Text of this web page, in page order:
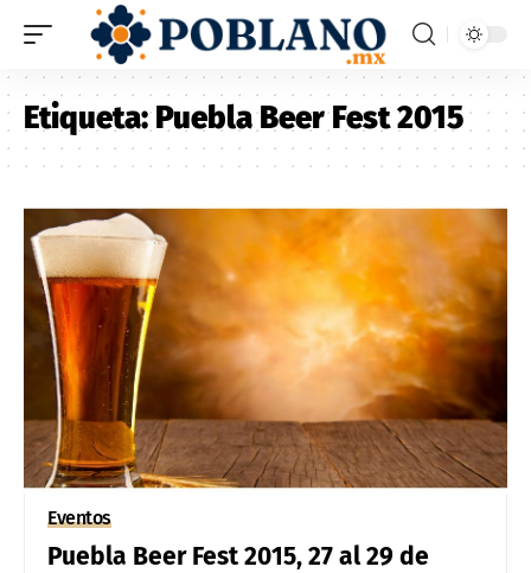
Etiqueta:Puebla Beer Fest 2015
Eventos
Puebla Beer Fest 2015, 27 al 29 de